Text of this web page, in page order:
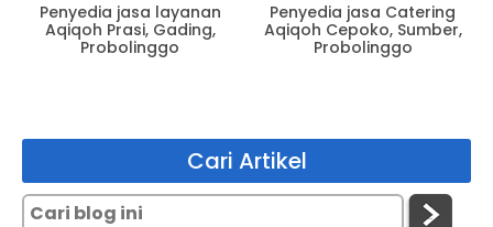
Penyedia jasa layanan
Aqiqoh Prasi, Gading,
Probolinggo
Penyedia jasa Catering
Aqiqoh Cepoko, Sumber,
Probolinggo
Cari Artikel